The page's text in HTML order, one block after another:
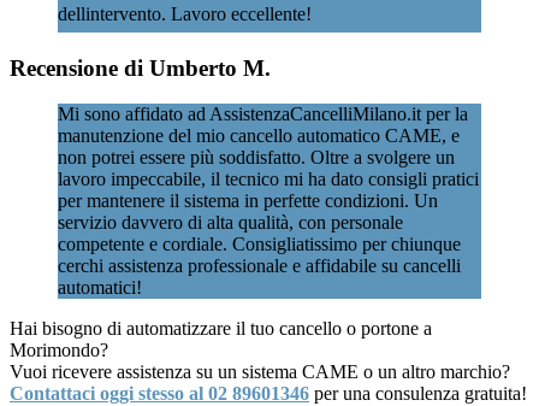
dellintervento. Lavoro eccellente!
Recensione di Umberto M.
Mi sono affidato ad AssistenzaCancelliMilano.it per la
manutenzione del mio cancello automatico CAME, e
non potrei essere più soddisfatto. Oltre a svolgere un
lavoro impeccabile, il tecnico mi ha dato consigli pratici
per mantenere il sistema in perfette condizioni. Un
servizio davvero di alta qualità, con personale
competente e cordiale. Consigliatissimo per chiunque
cerchi assistenza professionale e affidabile su cancelli
automatici!
Hai bisogno di automatizzare il tuo cancello o portone a
Morimondo?
Vuoi ricevere assistenza su un sistema CAME o un altro marchio?
Contattaci oggi stesso al 02 89601346 per una consulenza gratuita!